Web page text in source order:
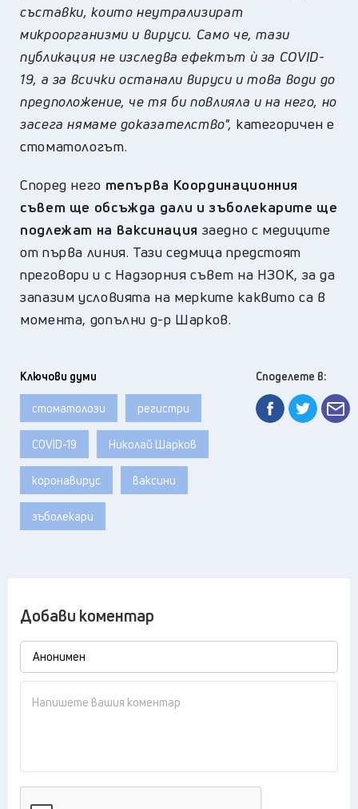
съставки, които неутрализират
микроорганизми и вируси. Само че, тази
публикация не изследва ефектът ѝ за COVID-
19, а за всички останали вируси и това води до
предположение, че тя би повлияла и на него, но
засега нямаме доказателство", категоричен е
стоматологът.
Според него тепърва Координационния
съвет ще обсъжда дали и зъболекарите ще
подлежат на ваксинация заедно с медиците
от първа линия. Тази седмица предстоят
преговори и с Надзорния съвет на НЗОК, за да
запазим условията на мерките каквито са в
момента, допълни д-р Шарков.
Ключови думи
стоматолози регистри
COVID-19 Николай Шарков
коронавирус ваксини
зъболекари
Споделете в:
Добави коментар